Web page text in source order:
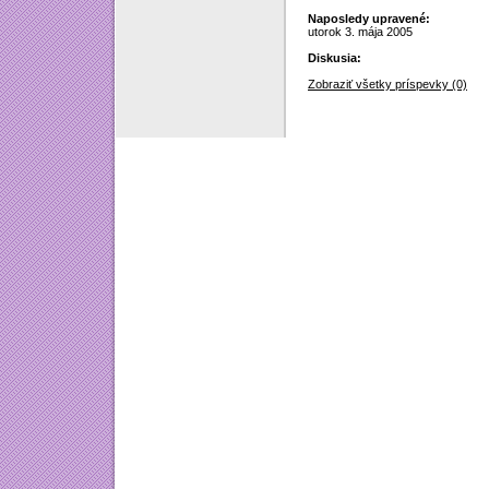
Naposledy upravené:
utorok 3. mája 2005
Diskusia:
Zobraziť všetky príspevky (0)